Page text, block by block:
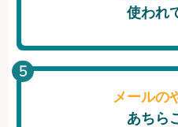
使われ
メールの
あちら